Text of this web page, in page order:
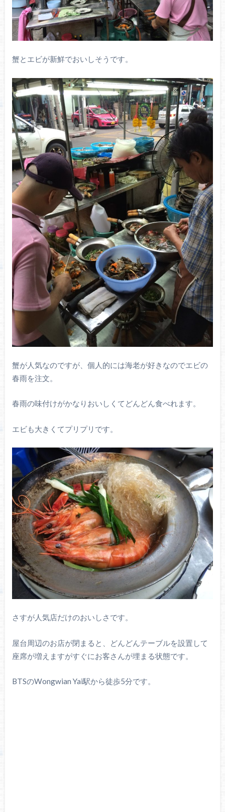
蟹とエビが新鮮でおいしそうです。
蟹が人気なのですが、個人的には海老が好きなのでエビの
春雨を注文。
春雨の味付けがかなりおいしくてどんどん食べれます。
エビも大きくてプリプリです。
さすが人気店だけのおいしさです。
屋台周辺のお店が閉まると、どんどんテーブルを設置して
座席が増えますがすぐにお客さんが埋まる状態です。
BTSのWongwian Yai駅から徒歩5分です。